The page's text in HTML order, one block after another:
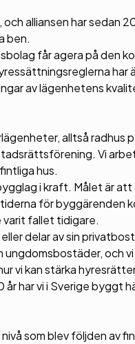
alliansen har sedan
ben.
får agera på den
har
av lägenhetens
alltså radhus
Vi
hus.
i kraft. Målet är
för byggärenden
fallet tidigare.
delar av sin
och
vi kan stärka
har vi i Sverige byggt
som blev följden av